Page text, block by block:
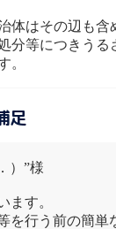
体はその辺も含
分等につきうる
。
足
）”様
ます。
を行う前の簡単